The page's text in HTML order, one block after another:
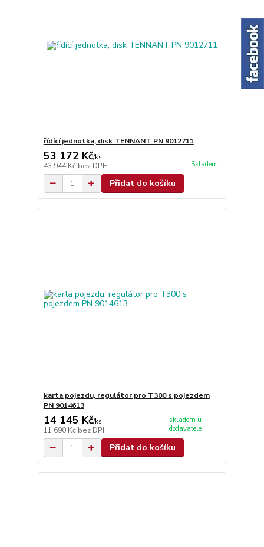
řídící jednotka, disk TENNANT PN 9012711
53 172 Kč/ks
43 944 Kč bez DPH Skladem
Přidat do košíku
karta pojezdu, regulátor pro T300 s pojezdem
PN 9014613
14 145 Kč/ks
11 690 Kč bez DPH
skladem u
dodavatele
Přidat do košíku